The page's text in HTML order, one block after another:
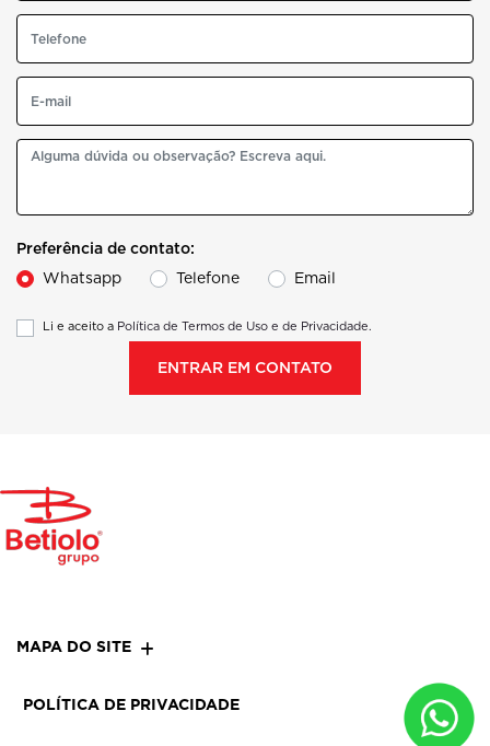
Preferência de contato:
Whatsapp
Telefone Email
Li e aceito a Política de Termos de Uso e de Privacidade.
ENTRAR EM CONTATO
MAPA DO SITE
POLÍTICA DE PRIVACIDADE